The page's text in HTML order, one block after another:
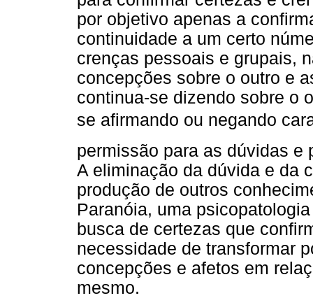
por objetivo apenas a
continuidade a um certo
crenças pessoais e grupais,
concepções sobre o outro e
continua-se dizendo sobre o
se afirmando ou negando
permissão para as dúvidas e
A eliminação da dúvida e da
produção de outros
Paranóia, uma
busca de certezas que
necessidade de transformar
concepções e afetos em
mesmo.